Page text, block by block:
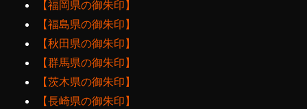
【福岡県の御朱印】
【福島県の御朱印】
【秋田県の御朱印】
【群馬県の御朱印】
【茨木県の御朱印】
【長崎県の御朱印】